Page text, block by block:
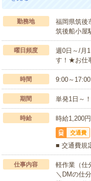
勤務地
福岡県筑後
筑後船小屋
曜日頻度
週0日～/月
す！★お仕
時間 9:00～
期間 単発1日～
時給 時給1,200
交通費
■ 交通費規
仕事内容
軽作業（仕
＼DMの仕